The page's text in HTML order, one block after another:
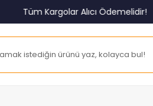
Tüm Kargolar Alıcı Ödemelidir!